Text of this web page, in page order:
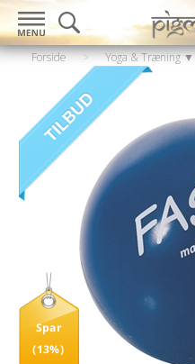
Forside > Yoga & Træning ▼
Funktionel træning
Spar
(13%)